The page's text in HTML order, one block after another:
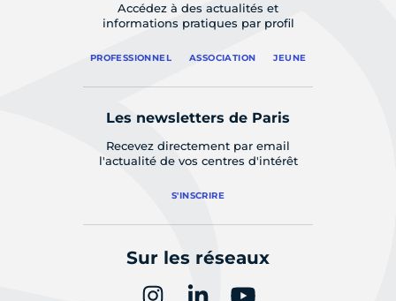
Accédez à des actualités et
informations pratiques par profil
PROFESSIONNEL ASSOCIATION JEUNE
Les newsletters de Paris
Recevez directement par email
l'actualité de vos centres d'intérêt
S'INSCRIRE
Sur les réseaux